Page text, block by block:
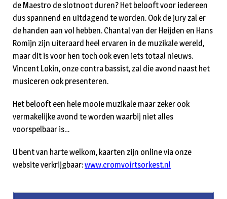
de Maestro de slotnoot duren? Het belooft voor iedereen
dus spannend en uitdagend te worden. Ook de jury zal er
de handen aan vol hebben. Chantal van der Heijden en Hans
Romijn zijn uiteraard heel ervaren in de muzikale wereld,
maar dit is voor hen toch ook even iets totaal nieuws.
Vincent Lokin, onze contra bassist, zal die avond naast het
musiceren ook presenteren.
Het belooft een hele mooie muzikale maar zeker ook
vermakelijke avond te worden waarbij niet alles
voorspelbaar is…
U bent van harte welkom, kaarten zijn online via onze
website verkrijgbaar:www.cromvoirtsorkest.nl